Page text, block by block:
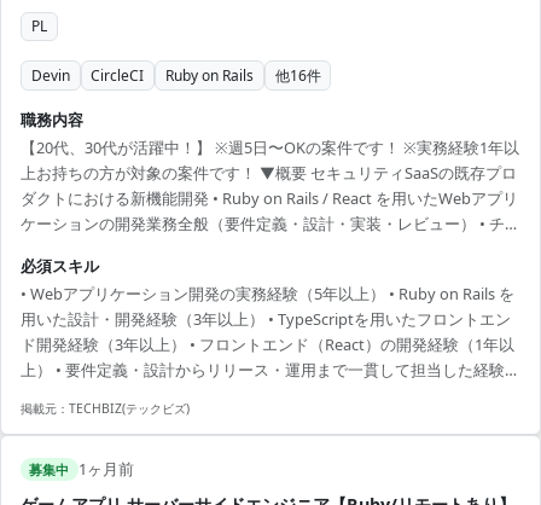
PL
Devin CircleCI Ruby on Rails 他16件
職務内容
【20代、30代が活躍中！】 ※週5日〜OKの案件です！ ※実務経験1年以
上お持ちの方が対象の案件です！ ▼概要 セキュリティSaaSの既存プロ
ダクトにおける新機能開発 • Ruby on Rails / React を用いたWebアプリ
ケーションの開発業務全般（要件定義・設計・実装・レビュー） • チー
修正、作業依頼等の運用系タスクへの対応 （開発環境） 言語：Ruby,
JavaScript, TypeScript FW：Ruby on Rails, React サーバ構成：AWS
(Amazon ECS Fargate), Terraform ミド...
必須スキル
• Webアプリケーション開発の実務経験（5年以上） • Ruby on Rails を
用いた設計・開発経験（3年以上） • TypeScriptを用いたフロントエン
ド開発経験（3年以上） • フロントエンド（React）の開発経験（1年以
上） • 要件定義・設計からリリース・運用まで一貫して担当した経験
掲載元： TECHBIZ(テックビズ)
募集中 1ヶ月前